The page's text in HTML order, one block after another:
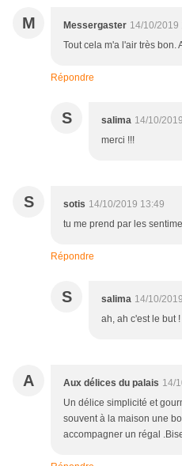
M Messergaster 14/10/2019
Tout cela m'a l'air très bon.
Répondre
S salima 14/10/
merci !!!
S sotis 14/10/2019 13:49
tu me prend par les
Répondre
S salima 14/10/
ah, ah c'est le but
A Aux délices du palais 14/
Un délice simplicité et
souvent à la maison une
accompagner un régal